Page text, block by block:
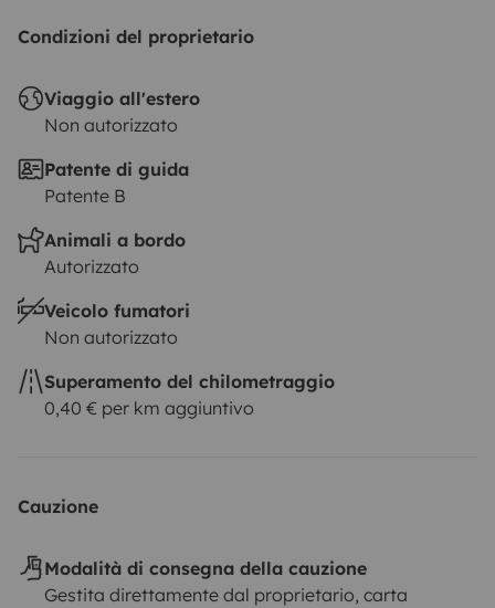
Condizioni del proprietario
Viaggio all'estero
Non autorizzato
Patente di guida
Patente B
Animali a bordo
Autorizzato
Veicolo fumatori
Non autorizzato
Superamento del chilometraggio
0,40 € per km aggiuntivo
Cauzione
Modalità di consegna della cauzione
Gestita direttamente dal proprietario, carta